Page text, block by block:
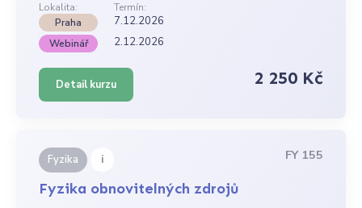
Lokalita:
Termín:
Praha
7.12.2026
Webinář 2.12.2026
Detail kurzu 2 250 Kč
Fyzika i FY 155
Fyzika obnovitelných zdrojů